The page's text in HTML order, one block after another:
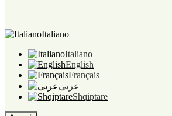
Italiano
Italiano
English
Français
عربى
Shqiptare